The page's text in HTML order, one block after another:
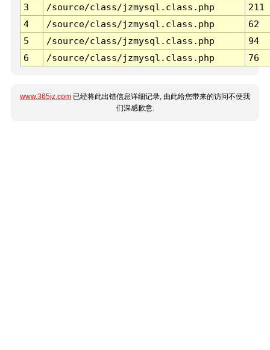
3 /source/class/jzmysql.class.php
211
4
/source/class/jzmysql.class.php
62
5
/source/class/jzmysql.class.php
94
6
/source/class/jzmysql.class.php 76
www.365jz.com 已经将此出错信息详细记录, 由此给您带来的访问不便我
们深感歉意.